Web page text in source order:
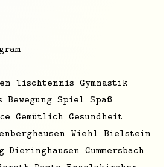
Tischtennis Gymnastik
Spiel Spaß
Gemütlich Gesundheit
Wiehl Bielstein
Dieringhausen Gummersbach